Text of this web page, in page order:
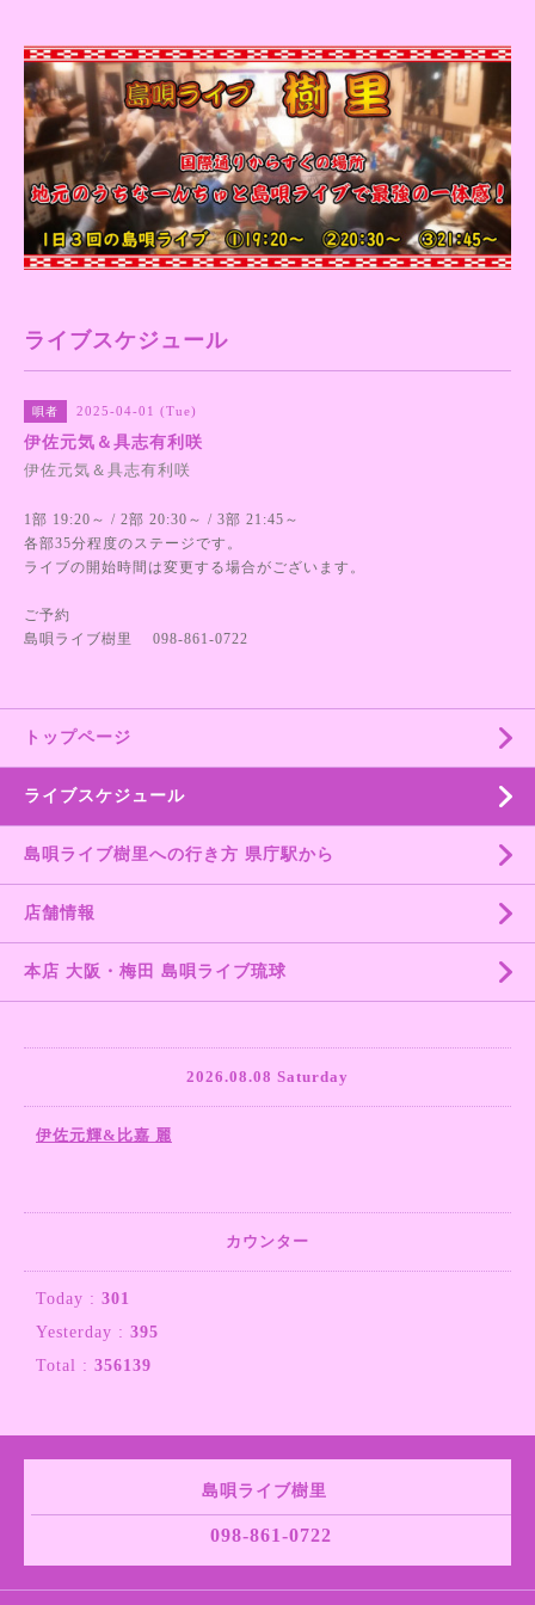
ライブスケジュール
唄者 2025-04-01 (Tue)
伊佐元気＆具志有利咲
伊佐元気＆具志有利咲
1部 19:20～ / 2部 20:30～ / 3部 21:45～
各部35分程度のステージです。
ライブの開始時間は変更する場合がございます。
ご予約
島唄ライブ樹里 098-861-0722
トップページ
ライブスケジュール
島唄ライブ樹里への行き方 県庁駅から
店舗情報
本店 大阪・梅田 島唄ライブ琉球
2026.08.08 Saturday
伊佐元輝&比嘉 麗
カウンター
Today : 301
Yesterday : 395
Total : 356139
島唄ライブ樹里
098-861-0722